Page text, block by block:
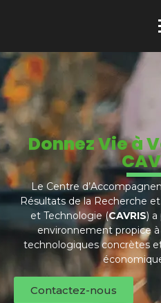
Donnez Vie à
Le Centre
Résultats de la Recherche
et Technologie (CAVRIS)
environnement propice
technologiques concrètes
Contactez-nous